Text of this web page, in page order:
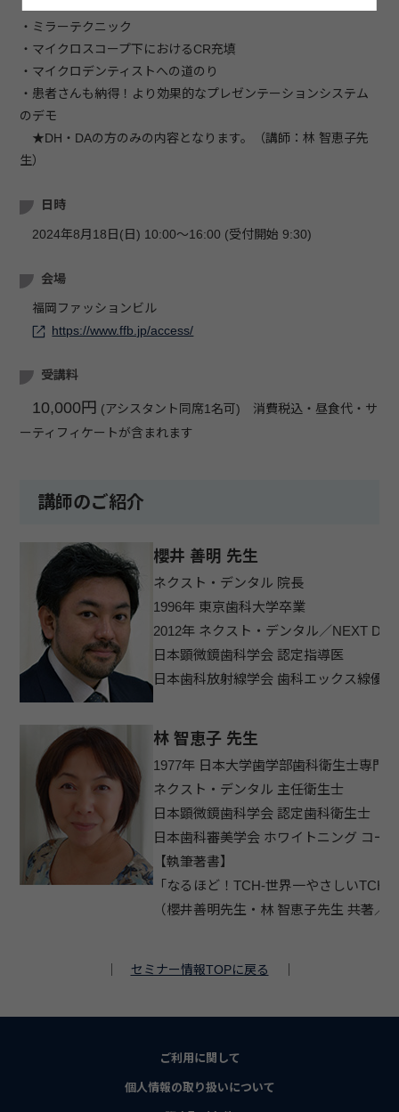
・ミラーテクニック
・マイクロスコープ下におけるCR充填
・マイクロデンティストへの道のり
・患者さんも納得！より効果的なプレゼンテーションシステム
のデモ
★DH・DAの方のみの内容となります。（講師：林 智恵子先
生）
日時
2024年8月18日(日) 10:00～16:00 (受付開始 9:30)
会場
福岡ファッションビル
https://www.ffb.jp/access/
受講料
10,000円 (アシスタント同席1名可) 消費税込・昼食代・サ
ーティフィケートが含まれます
講師のご紹介
櫻井 善明 先生
ネクスト・デンタル 院長
1996年 東京歯科大学卒業
2012年 ネクスト・デンタル／NEXT
日本顕微鏡歯科学会 認定指導医
日本歯科放射線学会 歯科エックス線優
林 智恵子 先生
1977年 日本大学歯学部歯科衛生士専門
ネクスト・デンタル 主任衛生士
日本顕微鏡歯科学会 認定歯科衛生士
日本歯科審美学会 ホワイトニング コー
【執筆著書】
「なるほど！TCH-世界一やさしいTCH
（櫻井善明先生・林 智恵子先生 共著／
セミナー情報TOPに戻る
ご利用に関して
個人情報の取り扱いについて